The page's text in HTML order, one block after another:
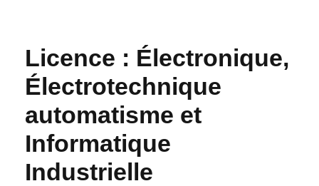
Licence : Électronique,
Électrotechnique
automatisme et
Informatique
Industrielle